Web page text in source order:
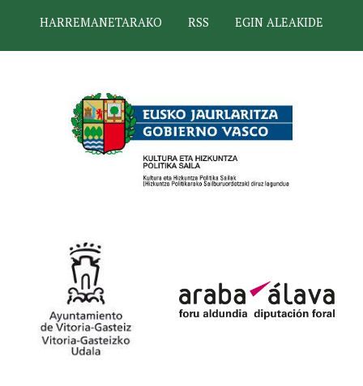
HARREMANETARAKO
RSS EGIN ALEAKIDE